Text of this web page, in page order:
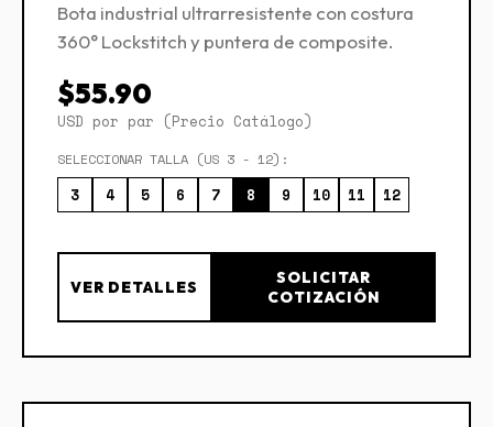
Bota industrial ultrarresistente con costura
360° Lockstitch y puntera de composite.
$55.90
USD por par (Precio Catálogo)
SELECCIONAR TALLA (US 3 - 12):
3 4 5 6 7 8 9 10 11 12
VER DETALLES
SOLICITAR
COTIZACIÓN